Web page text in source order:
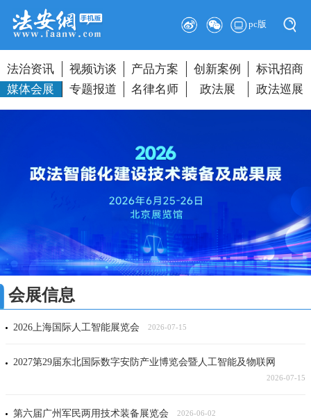
pc版
法治资讯 视频访谈 产品方案 创新案例
标讯招商
媒体会展
专题报道 名律名师 政法展 政法巡展
会展信息
2026上海国际人工智能展览会 2026-07-15
2027第29届东北国际数字安防产业博览会暨人工智能及物联网
2026-07-15
第六届广州军民两用技术装备展览会 2026-06-02